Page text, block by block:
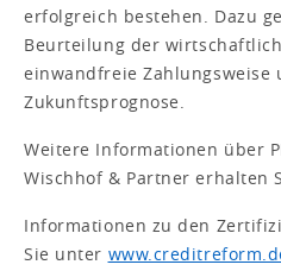
erfolgreich bestehen. Dazu
Beurteilung der
einwandfreie Zahlungsweise
Zukunftsprognose.
Weitere Informationen über
Wischhof & Partner erhalten
Informationen zu den
Sie unter